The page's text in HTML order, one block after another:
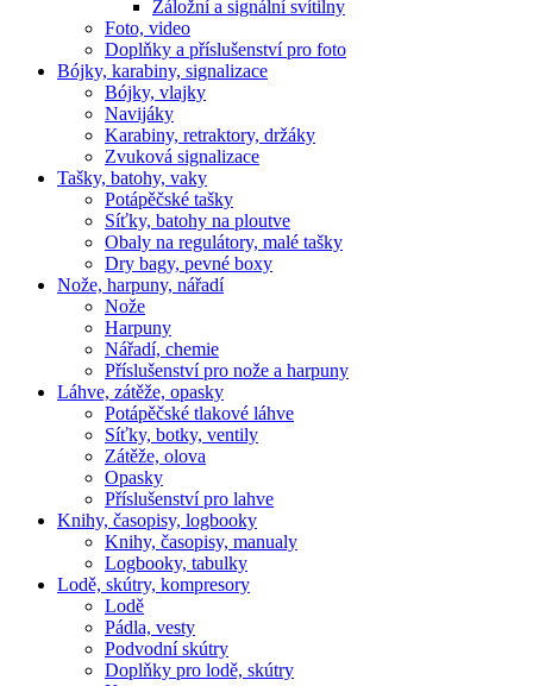
Záložní a signální svítilny
Foto, video
Doplňky a příslušenství pro foto
Bójky, karabiny, signalizace
Bójky, vlajky
Navijáky
Karabiny, retraktory, držáky
Zvuková signalizace
Tašky, batohy, vaky
Potápěčské tašky
Síťky, batohy na ploutve
Obaly na regulátory, malé tašky
Dry bagy, pevné boxy
Nože, harpuny, nářadí
Nože
Harpuny
Nářadí, chemie
Příslušenství pro nože a harpuny
Láhve, zátěže, opasky
Potápěčské tlakové láhve
Síťky, botky, ventily
Zátěže, olova
Opasky
Příslušenství pro lahve
Knihy, časopisy, logbooky
Knihy, časopisy, manualy
Logbooky, tabulky
Lodě, skútry, kompresory
Lodě
Pádla, vesty
Podvodní skútry
Doplňky pro lodě, skútry